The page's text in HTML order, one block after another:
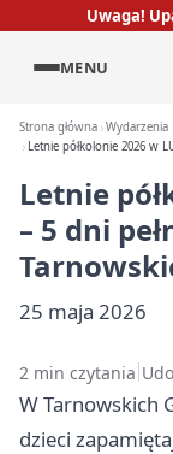
Uwaga!
MENU
Strona główna Wydarzenia
Letnie półkolonie 2026 w
Letnie
– 5 dni
25 maja 2026
2 min czytania
W Tarnowskich
dzieci